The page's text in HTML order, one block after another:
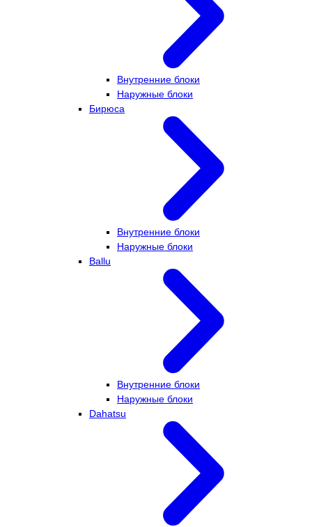
Внутренние блоки
Наружные блоки
Бирюса
Внутренние блоки
Наружные блоки
Ballu
Внутренние блоки
Наружные блоки
Dahatsu